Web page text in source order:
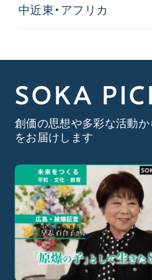
中近東・アフリカ
SOKA
創価の思想や多彩な活動
をお届けします